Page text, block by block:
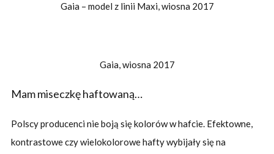
Gaia – model z linii Maxi, wiosna 2017
Gaia, wiosna 2017
Mam miseczkę haftowaną…
Polscy producenci nie boją się kolorów w hafcie. Efektowne,
kontrastowe czy wielokolorowe hafty wybijały się na